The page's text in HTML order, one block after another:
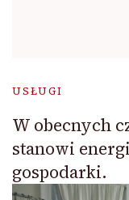
USŁUGI
W obecnych
stanowi
gospodarki.